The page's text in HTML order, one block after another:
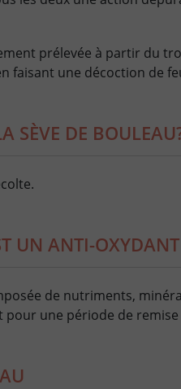
prélevée à partir du
faisant une décoction de
SÈVE DE
UN ANTI-OXYDANT
de nutriments,
une période de